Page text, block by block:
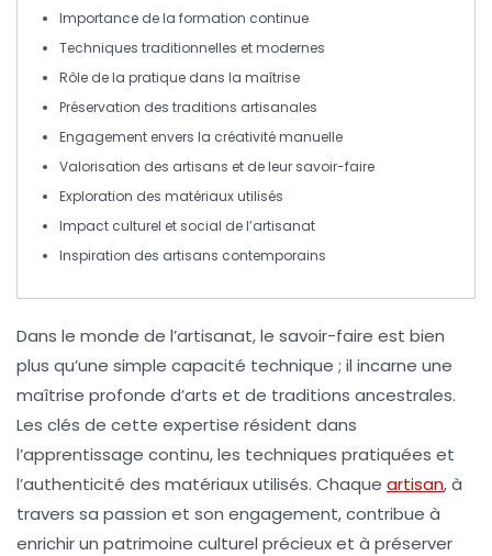
Importance de la formation continue
Techniques traditionnelles et modernes
Rôle de la pratique dans la maîtrise
Préservation des traditions artisanales
Engagement envers la créativitémanuelle
Valorisation des artisans et de leur savoir-faire
Exploration des matériauxutilisés
Impact culturel et social de l’artisanat
Inspiration des artisans contemporains
Dans le monde de l’artisanat, le savoir-faire est bien
plus qu’une simple capacité technique ; il incarne une
maîtrise profonde d’arts et de traditions ancestrales.
Les clés de cette expertise résident dans
l’apprentissage continu, les techniques pratiquées et
l’authenticité des matériaux utilisés. Chaque artisan, à
travers sa passion et son engagement, contribue à
enrichir un patrimoine culturel précieux et à préserver